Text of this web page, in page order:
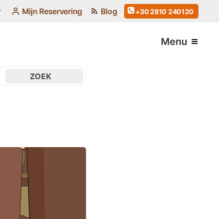
Mijn Reservering Blog +30 2810 240120
Menu